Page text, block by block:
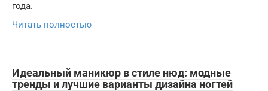
года.
Читать полностью
Идеальный маникюр в стиле нюд: модные
тренды и лучшие варианты дизайна ногтей